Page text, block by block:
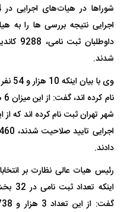
اجرایی نتیجه بررسی ها را به
شدند.
وی
دادند.
رئیس هیات عالی نظارت بر